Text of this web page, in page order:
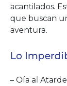
acantilados.
que buscan
aventura.
Lo
– Oía al